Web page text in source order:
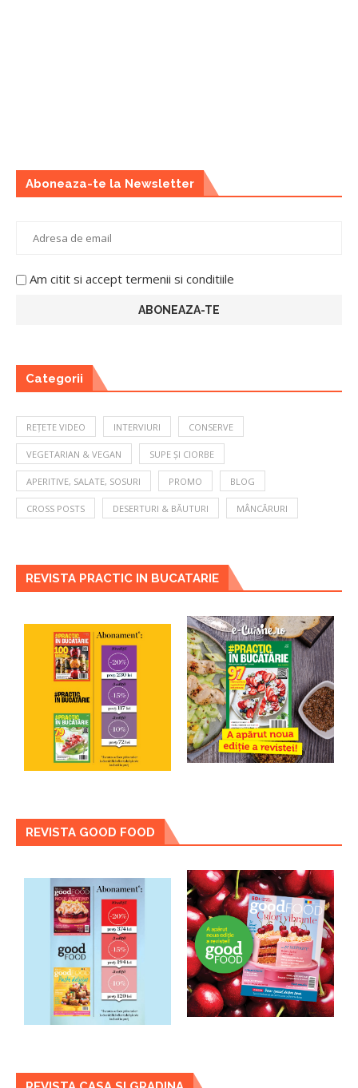
Aboneaza-te la Newsletter
Am citit si accept termenii si conditiile
Categorii
REȚETE VIDEO INTERVIURI CONSERVE
VEGETARIAN & VEGAN SUPE ȘI CIORBE
APERITIVE, SALATE, SOSURI PROMO BLOG
CROSS POSTS DESERTURI & BĂUTURI MÂNCĂRURI
REVISTA PRACTIC IN BUCATARIE
REVISTA GOOD FOOD